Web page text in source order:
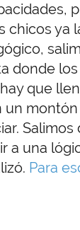
chicos ya
donde
que
Salimos
a una
Para